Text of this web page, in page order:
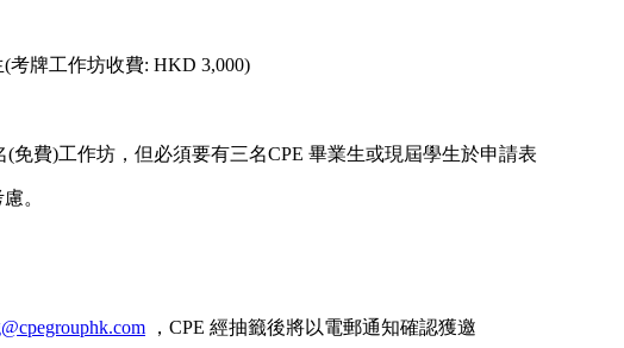
牌工作坊收費: HKD 3,000)
費)工作坊，但必須要有三名CPE 畢業生或現屆學生於申請表
。
，CPE 經抽籤後將以電郵通知確認獲邀